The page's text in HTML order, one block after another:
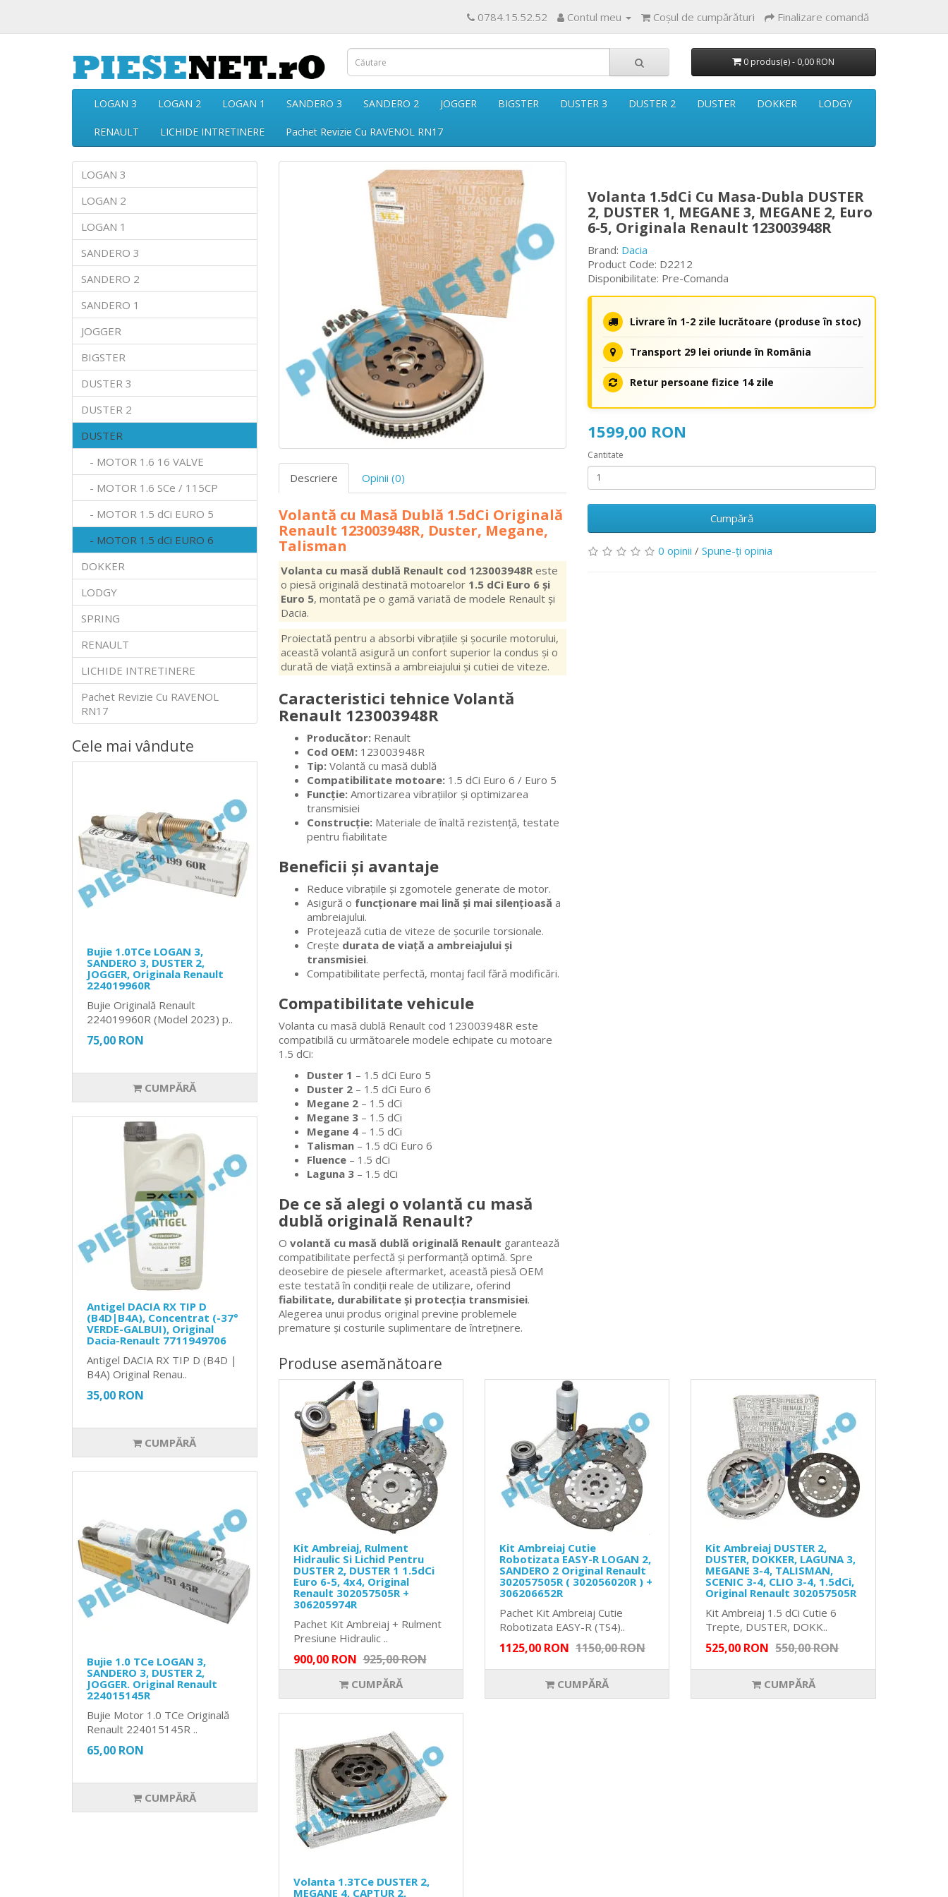
0784.15.52.52 Contul meu Coşul de cumpărături Finalizare comandă
0 produs(e) - 0,00 RON
LOGAN 3 LOGAN 2 LOGAN 1 SANDERO 3 SANDERO 2 JOGGER BIGSTER DUSTER 3 DUSTER 2 DUSTER DOKKER LODGY
RENAULT LICHIDE INTRETINERE Pachet Revizie Cu RAVENOL RN17
LOGAN 3
LOGAN 2
LOGAN 1
SANDERO 3
SANDERO 2
SANDERO 1
JOGGER
BIGSTER
DUSTER 3
DUSTER 2
DUSTER
- MOTOR 1.6 16 VALVE
- MOTOR 1.6 SCe / 115CP
- MOTOR 1.5 dCi EURO 5
- MOTOR 1.5 dCi EURO 6
DOKKER
LODGY
SPRING
RENAULT
LICHIDE INTRETINERE
Pachet Revizie Cu RAVENOL
RN17
Cele mai vândute
Bujie 1.0TCe LOGAN 3,
SANDERO 3, DUSTER 2,
JOGGER, Originala Renault
224019960R
Bujie Originală Renault
224019960R (Model 2023) p..
75,00 RON
CUMPĂRĂ
Antigel DACIA RX TIP D
(B4D|B4A), Concentrat (-37°
VERDE-GALBUI), Original
Dacia-Renault 7711949706
Antigel DACIA RX TIP D (B4D |
B4A) Original Renau..
35,00 RON
CUMPĂRĂ
Bujie 1.0 TCe LOGAN 3,
SANDERO 3, DUSTER 2,
JOGGER. Original Renault
224015145R
Bujie Motor 1.0 TCe Originală
Renault 224015145R ..
65,00 RON
CUMPĂRĂ
Descriere Opinii (0)
Volantă cu Masă Dublă 1.5dCi Originală
Renault 123003948R, Duster, Megane,
Talisman
Volanta cu masă dublă Renault cod 123003948Reste
o piesă originală destinată motoarelor 1.5 dCi Euro 6 și
Euro 5, montată pe o gamă variată de modele Renault și
Dacia.
Proiectată pentru a absorbi vibrațiile și șocurile motorului,
această volantă asigură un confort superior la condus și o
durată de viață extinsă a ambreiajului și cutiei de viteze.
Caracteristici tehnice Volantă
Renault 123003948R
Producător:Renault
Cod OEM:123003948R
Tip:Volantă cu masă dublă
Compatibilitate motoare:1.5 dCi Euro 6 / Euro 5
Funcție:Amortizarea vibrațiilor și optimizarea
transmisiei
Construcție:Materiale de înaltă rezistență, testate
pentru fiabilitate
Beneficii și avantaje
Reduce vibrațiile și zgomotele generate de motor.
Asigură o funcționare mai lină și mai silențioasă a
ambreiajului.
Protejează cutia de viteze de șocurile torsionale.
Crește durata de viață a ambreiajului și
transmisiei.
Compatibilitate perfectă, montaj facil fără modificări.
Compatibilitate vehicule
Volanta cu masă dublă Renault cod 123003948R este
compatibilă cu următoarele modele echipate cu motoare
1.5 dCi:
Duster 1 – 1.5 dCi Euro 5
Duster 2– 1.5 dCi Euro 6
Megane 2– 1.5 dCi
Megane 3– 1.5 dCi
Megane 4– 1.5 dCi
Talisman– 1.5 dCi Euro 6
Fluence– 1.5 dCi
Laguna 3– 1.5 dCi
De ce să alegi o volantă cu masă
dublă originală Renault?
O volantă cu masă dublă originală Renault garantează
compatibilitate perfectă și performanță optimă. Spre
deosebire de piesele aftermarket, această piesă OEM
este testată în condiții reale de utilizare, oferind
fiabilitate, durabilitate și protecția transmisiei.
Alegerea unui produs original previne problemele
premature și costurile suplimentare de întreținere.
Volanta 1.5dCi Cu Masa-Dubla DUSTER
2, DUSTER 1, MEGANE 3, MEGANE 2, Euro
6-5, Originala Renault 123003948R
Brand: Dacia
Product Code: D2212
Disponibilitate: Pre-Comanda
Livrare în 1-2 zile lucrătoare (produse în stoc)
Transport 29 lei oriunde în România
Retur persoane fizice 14 zile
1599,00 RON
Cantitate
Cumpără
0 opinii /Spune-ţi opinia
Produse asemănătoare
Kit Ambreiaj, Rulment
Hidraulic Si Lichid Pentru
DUSTER 2, DUSTER 1 1.5dCi
Euro 6-5, 4x4, Original
Renault 302057505R +
306205974R
Pachet Kit Ambreiaj + Rulment
Presiune Hidraulic ..
900,00 RON 925,00 RON
CUMPĂRĂ
Kit Ambreiaj Cutie
Robotizata EASY-R LOGAN 2,
SANDERO 2 Original Renault
302057505R ( 302056020R ) +
306206652R
Pachet Kit Ambreiaj Cutie
Robotizata EASY-R (TS4)..
1125,00 RON 1150,00 RON
CUMPĂRĂ
Kit Ambreiaj DUSTER 2,
DUSTER, DOKKER, LAGUNA 3,
MEGANE 3-4, TALISMAN,
SCENIC 3-4, CLIO 3-4, 1.5dCi,
Original Renault 302057505R
Kit Ambreiaj 1.5 dCi Cutie 6
Trepte, DUSTER, DOKK..
525,00 RON 550,00 RON
CUMPĂRĂ
Volanta 1.3TCe DUSTER 2,
MEGANE 4, CAPTUR 2,